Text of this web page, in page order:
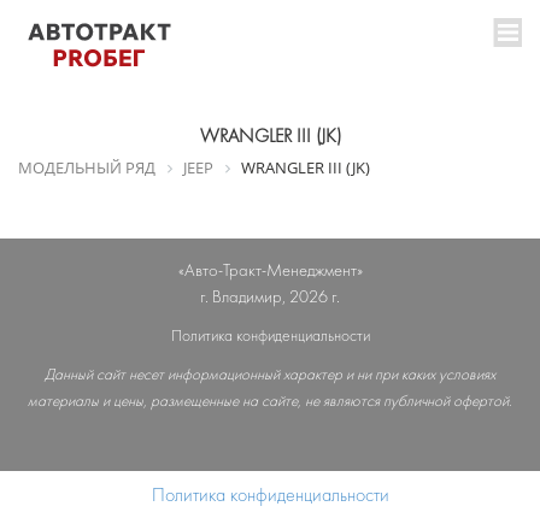
WRANGLER III (JK)
МОДЕЛЬНЫЙ РЯД JEEP WRANGLER III (JK)
«Авто-Тракт-Менеджмент»
г. Владимир, 2026 г.
Политика конфиденциальности
Данный сайт несет информационный характер и ни при каких условиях
материалы и цены, размещенные на сайте, не являются публичной офертой.
Политика конфиденциальности